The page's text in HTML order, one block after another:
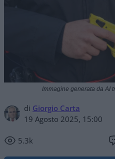
di Giorgio Carta
19 Agosto 2025, 15:00
5.3k
Immagine generata da AI